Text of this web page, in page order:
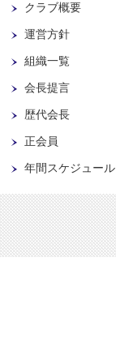
クラブ概要
運営方針
組織一覧
会長提言
歴代会長
正会員
年間スケジュール